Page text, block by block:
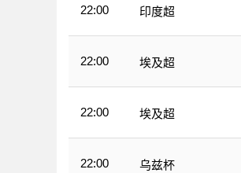
22:00 印度超
22:00 埃及超
22:00 埃及超
22:00 乌兹杯